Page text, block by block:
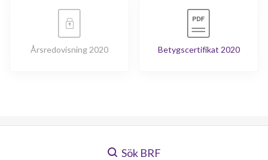
Årsredovisning 2020 Betygscertifikat 2020
Sök BRF